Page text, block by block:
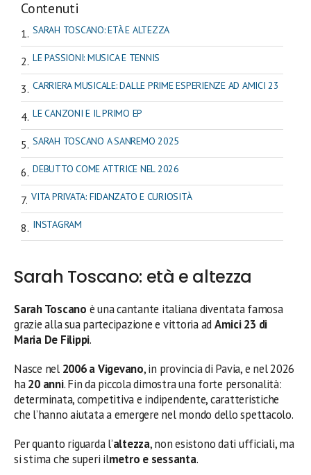
Contenuti
SARAH TOSCANO: ETÀ E ALTEZZA
LE PASSIONI: MUSICA E TENNIS
CARRIERA MUSICALE: DALLE PRIME ESPERIENZE AD AMICI 23
LE CANZONI E IL PRIMO EP
SARAH TOSCANO A SANREMO 2025
DEBUTTO COME ATTRICE NEL 2026
VITA PRIVATA: FIDANZATO E CURIOSITÀ
INSTAGRAM
Sarah Toscano: età e altezza
Sarah Toscano è una cantante italiana diventata famosa
grazie alla sua partecipazione e vittoria adAmici 23 di
Maria De Filippi.
Nasce nel 2006 a Vigevano, in provincia di Pavia, e nel 2026
ha20 anni. Fin da piccola dimostra una forte personalità:
determinata, competitiva e indipendente, caratteristiche
che l’hanno aiutata a emergere nel mondo dello spettacolo.
Per quanto riguarda l’altezza, non esistono dati ufficiali, ma
si stima che superi ilmetro e sessanta.